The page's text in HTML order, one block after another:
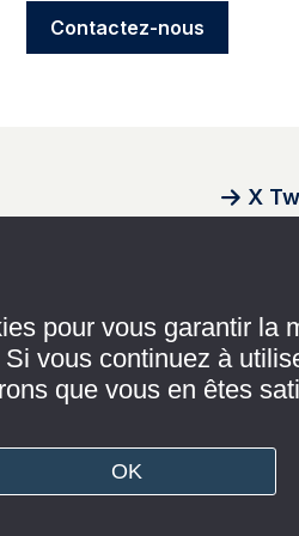
Contactez-nous
X
DÉCRYPTAGES
RENCONTRES
REGARDS
GRAND FORMAT
pour vous garantir la
vous continuez à
que vous en êtes
OK